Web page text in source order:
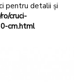
pentru detalii și
cruci-
cm.html